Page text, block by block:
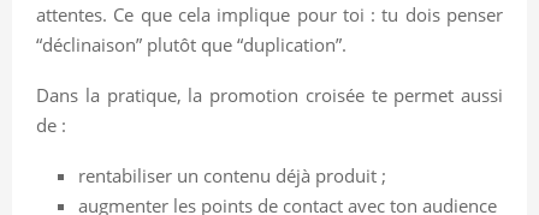
attentes. Ce que cela implique pour toi : tu dois penser
“déclinaison” plutôt que “duplication”.
Dans la pratique, la promotion croisée te permet aussi
de :
rentabiliser un contenu déjà produit ;
augmenter les points de contact avec ton audience